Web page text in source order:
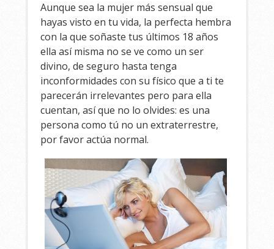
Aunque sea la mujer más sensual que
hayas visto en tu vida, la perfecta hembra
con la que soñaste tus últimos 18 años
ella así misma no se ve como un ser
divino, de seguro hasta tenga
inconformidades con su físico que a ti te
parecerán irrelevantes pero para ella
cuentan, así que no lo olvides: es una
persona como tú no un extraterrestre,
por favor actúa normal.